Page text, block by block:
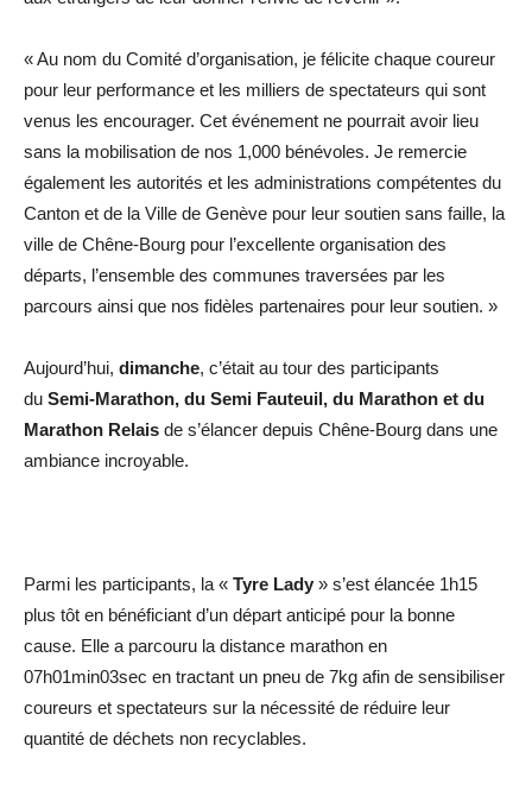
« Au nom du Comité d’organisation, je félicite chaque coureur
pour leur performance et les milliers de spectateurs qui sont
venus les encourager. Cet événement ne pourrait avoir lieu
sans la mobilisation de nos 1,000 bénévoles. Je remercie
également les autorités et les administrations compétentes du
Canton et de la Ville de Genève pour leur soutien sans faille, la
ville de Chêne-Bourg pour l’excellente organisation des
départs, l’ensemble des communes traversées par les
parcours ainsi que nos fidèles partenaires pour leur soutien. »
Aujourd’hui, dimanche, c’était au tour des participants
du Semi-Marathon, du Semi Fauteuil, du Marathon et du
Marathon Relais de s’élancer depuis Chêne-Bourg dans une
ambiance incroyable.
Parmi les participants, la « Tyre Lady » s’est élancée 1h15
plus tôt en bénéficiant d’un départ anticipé pour la bonne
cause. Elle a parcouru la distance marathon en
07h01min03sec en tractant un pneu de 7kg afin de sensibiliser
coureurs et spectateurs sur la nécessité de réduire leur
quantité de déchets non recyclables.